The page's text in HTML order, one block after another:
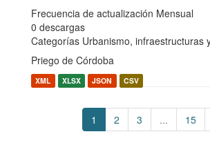
Frecuencia de actualización Mensual
0 descargas
Categorías Urbanismo, infraestructuras
Priego de Córdoba
XML XLSX JSON CSV
1 2 3 ... 15